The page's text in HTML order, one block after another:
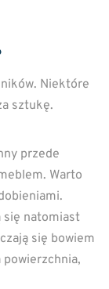
Niektóre
sztukę.
przede
Warto
się natomiast
się bowiem
powierzchnia,